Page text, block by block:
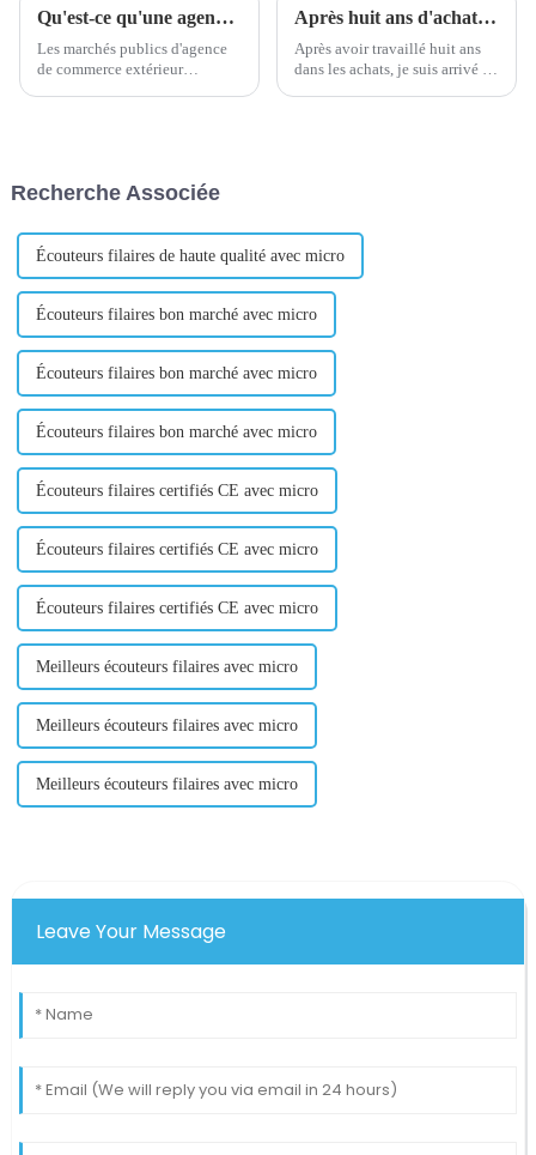
Qu'est-ce qu'une agence d'achat pour le commerce extérieur ?
Les marchés publics d'agence
de commerce extérieur
international l'achat des
Après huit ans d'achat, je suis arrivé à une conclusion très importante
Après avoir travaillé huit ans
dans les achats, je suis arrivé à
Recherche Associée
Écouteurs filaires de haute qualité avec micro
Écouteurs filaires bon marché avec micro
Écouteurs filaires bon marché avec micro
Écouteurs filaires bon marché avec micro
Écouteurs filaires certifiés CE avec micro
Écouteurs filaires certifiés CE avec micro
Écouteurs filaires certifiés CE avec micro
Meilleurs écouteurs filaires avec micro
Meilleurs écouteurs filaires avec micro
Meilleurs écouteurs filaires avec micro
Leave Your Message